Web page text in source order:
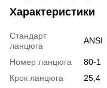
Характеристики
Стандарт
ланцюга
ANSI
Номер ланцюга
80-1
Крок ланцюга
25,4